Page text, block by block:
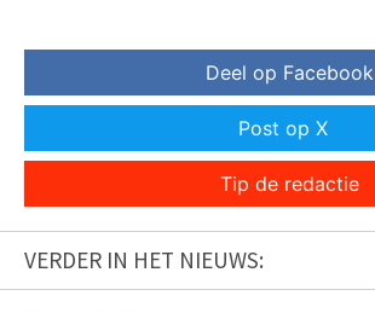
Deel op Facebook
Post op X
Tip de redactie
VERDER IN HET NIEUWS: